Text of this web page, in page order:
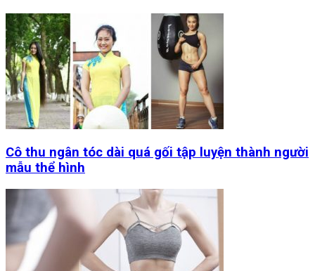
Cô thu ngân tóc dài quá gối tập luyện thành người
mẫu thể hình